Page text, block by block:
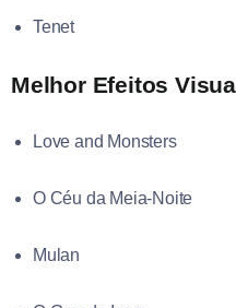
Tenet
Melhor Efeitos
Love and Monsters
O Céu da Meia-Noite
Mulan